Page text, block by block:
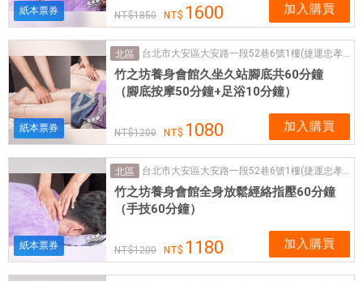
紙本票券 1850 1600 加入購買
紙本票券
北區 台北市大安區大安路一段52巷6號1樓(捷運忠孝復興站4號出口)
竹之坊養身會館久坐久站腳底共60分鐘
（腳底按摩50分鐘+足浴10分鐘）
1200 1080 加入購買
紙本票券
北區 台北市大安區大安路一段52巷6號1樓(捷運忠孝復興站4號出口)
竹之坊養身會館全身放鬆經絡指壓60分鐘
（手技60分鐘）
1200 1180 加入購買